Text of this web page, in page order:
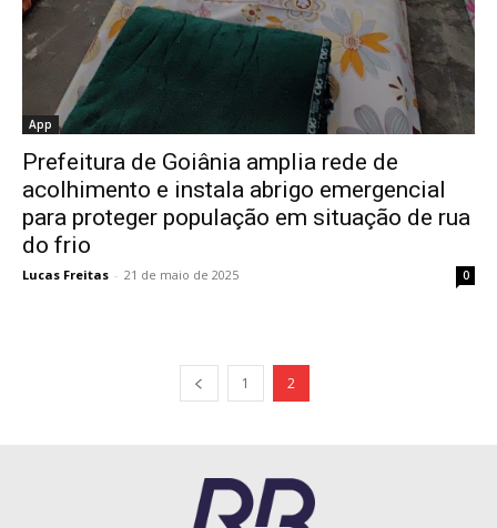
App
Prefeitura de Goiânia amplia rede de
acolhimento e instala abrigo emergencial
para proteger população em situação de rua
do frio
Lucas Freitas - 21 de maio de 2025 0
1 2